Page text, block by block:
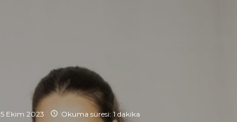
5 Ekim 2023 Okuma süresi: 1 dakika